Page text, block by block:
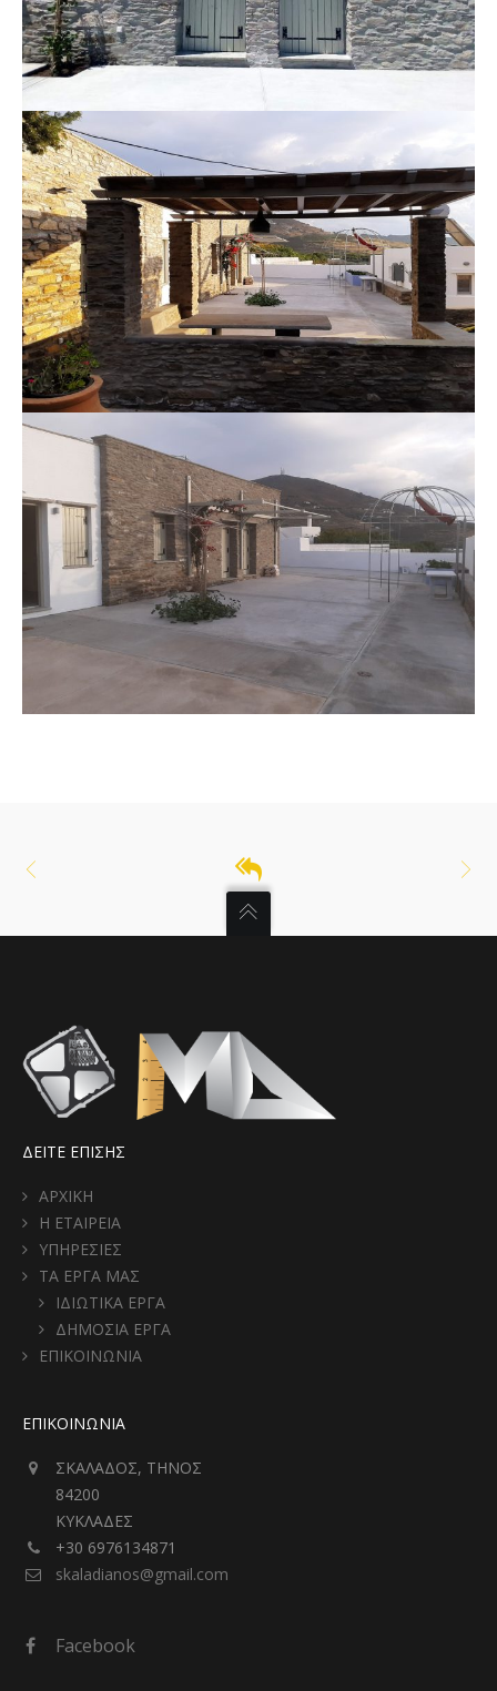
ΔΕΙΤΕ ΕΠΙΣΗΣ
ΑΡΧΙΚΗ
Η ΕΤΑΙΡΕΙΑ
ΥΠΗΡΕΣΙΕΣ
ΤΑ ΕΡΓΑ ΜΑΣ
ΙΔΙΩΤΙΚΑ ΕΡΓΑ
ΔΗΜΟΣΙΑ ΕΡΓΑ
ΕΠΙΚΟΙΝΩΝΙΑ
ΕΠΙΚΟΙΝΩΝΙΑ
ΣΚΑΛΑΔΟΣ, ΤΗΝΟΣ
84200
ΚΥΚΛΑΔΕΣ
+30 6976134871
skaladianos@gmail.com
Facebook